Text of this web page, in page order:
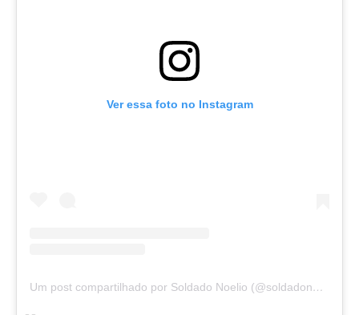
Ver essa foto no Instagram
Um post compartilhado por Soldado Noelio (@soldadonoelio)